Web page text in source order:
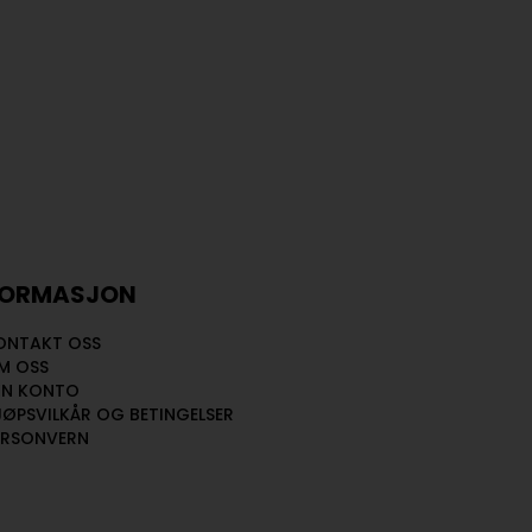
OSS
OSS
KONTO
OG BETINGELSER